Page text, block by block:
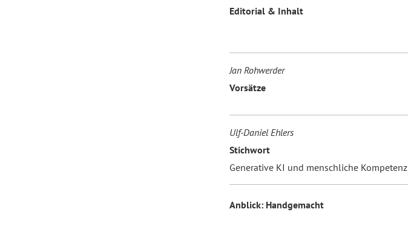
Editorial & Inhalt
Jan Rohwerder
Vorsätze
Ulf-Daniel Ehlers
Stichwort
Generative KI und menschliche Kompetenz
Anblick: Handgemacht